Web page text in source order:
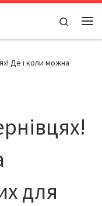
Search
Де і коли можна
для